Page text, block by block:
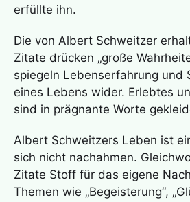
erfüllte ihn.
Die von Albert Schweitzer
Zitate drücken „große
spiegeln Lebenserfahrung und
eines Lebens wider. Erlebtes
sind in prägnante Worte
Albert Schweitzers Leben ist
sich nicht nachahmen.
Zitate Stoff für das eigene
Themen wie „Begeisterung“,